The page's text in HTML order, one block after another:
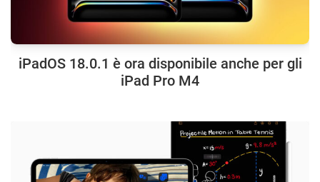
iPadOS 18.0.1 è ora disponibile anche per gli
iPad Pro M4